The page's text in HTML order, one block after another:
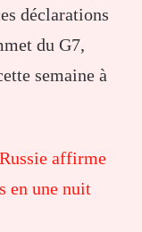
déclarations
du G7,
semaine à
affirme
en une nuit